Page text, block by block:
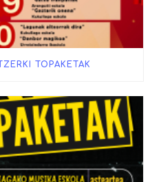
TOPAKETAK